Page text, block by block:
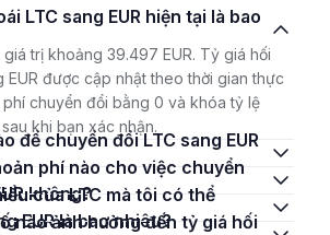
trị khoảng 39.497 EUR. Tỷ giá hối
EUR được cập nhật theo thời gian thực
chuyển đổi bằng 0 và khóa tỷ lệ
khi bạn xác nhận.
không?
EUR là bao nhiêu?